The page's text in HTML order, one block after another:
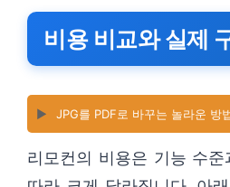
비용 비교와 실제
▶️ JPG를 PDF로 바꾸는 놀라운 방
리모컨의 비용은 기능 수